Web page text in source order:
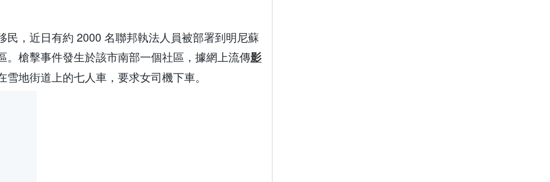
民，近日有約 2000 名聯邦執法人員被部署到明尼蘇
。槍擊事件發生於該市南部一個社區，據網上流傳影
地街道上的七人車，要求女司機下車。